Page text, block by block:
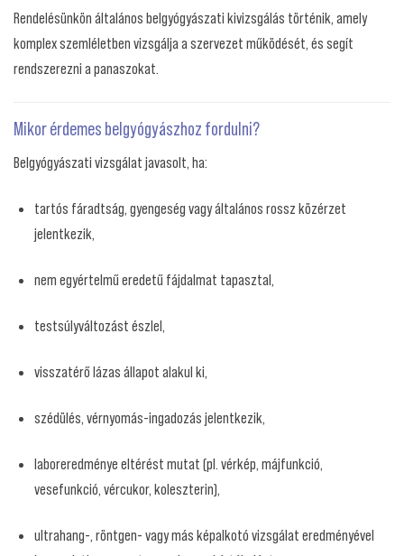
Rendelésünkön általános belgyógyászati kivizsgálás történik, amely
komplex szemléletben vizsgálja a szervezet működését, és segít
rendszerezni a panaszokat.
Mikor érdemes belgyógyászhoz fordulni?
Belgyógyászati vizsgálat javasolt, ha:
tartós fáradtság, gyengeség vagy általános rossz közérzet
jelentkezik,
nem egyértelmű eredetű fájdalmat tapasztal,
testsúlyváltozást észlel,
visszatérő lázas állapot alakul ki,
szédülés, vérnyomás-ingadozás jelentkezik,
laboreredménye eltérést mutat (pl. vérkép, májfunkció,
vesefunkció, vércukor, koleszterin),
ultrahang-, röntgen- vagy más képalkotó vizsgálat eredményével